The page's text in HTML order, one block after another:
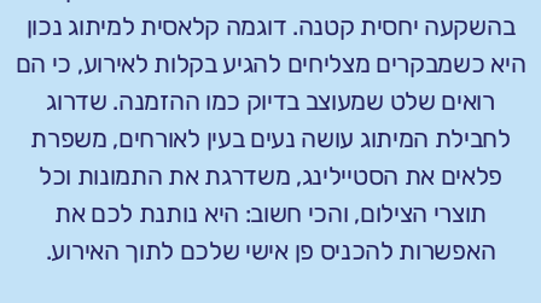
בהשקעה יחסית קטנה. דוגמה קלאסית למיתוג נכון
היא כשמבקרים מצליחים להגיע בקלות לאירוע, כי הם
רואים שלט שמעוצב בדיוק כמו ההזמנה. שדרוג
לחבילת המיתוג עושה נעים בעין לאורחים, משפרת
פלאים את הסטיילינג, משדרגת את התמונות וכל
תוצרי הצילום, והכי חשוב: היא נותנת לכם את
האפשרות להכניס פן אישי שלכם לתוך האירוע.